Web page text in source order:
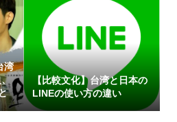
湾
【比較文化】台湾と日本の
LINEの使い方の違い